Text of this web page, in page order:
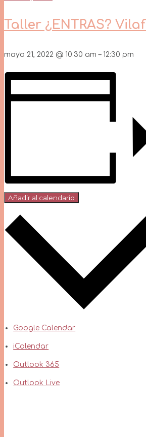
Taller ¿ENTRAS?
mayo 21, 2022 @ 10:30 am– 12:30 pm
Añadir al calendario
Google Calendar
iCalendar
Outlook 365
Outlook Live